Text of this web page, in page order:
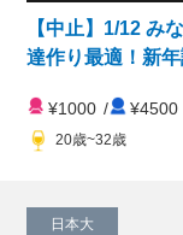
【中止】1/12 み
達作り最適！新
¥1000 / ¥4500
20歳~32歳
日本大